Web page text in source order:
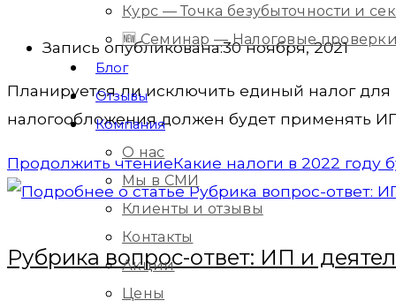
Курс — Точка безубыточности и
🆕 Семинар — Налоговые проверки
Блог
Отзывы
Компания
О нас
Мы в СМИ
Клиенты и отзывы
Контакты
Акции
Цены
Запись опубликована:30 ноября, 2021
Планируется ли исключить единый налог
налогообложения должен будет применять
Продолжить чтениеКакие налоги в 2022 году
Рубрика вопрос-ответ: ИП и